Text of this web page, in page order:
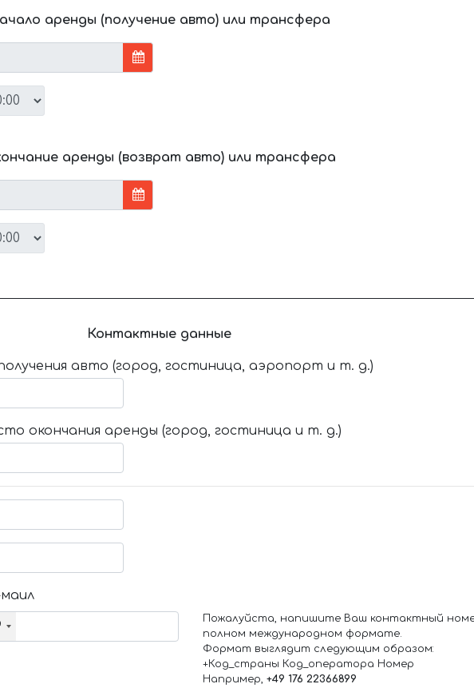
аренды (получение авто) или трансфера
аренды (возврат авто) или трансфера
Контактные данные
авто (город, гостиница, аэропорт и т. д.)
окончания аренды (город, гостиница и т. д.)
Пожалуйста, напишите Ваш контактный
полном международном формате.
Формат выглядит следующим образом:
+Код_страны Код_оператора Номер
Например, +49 176 22366899